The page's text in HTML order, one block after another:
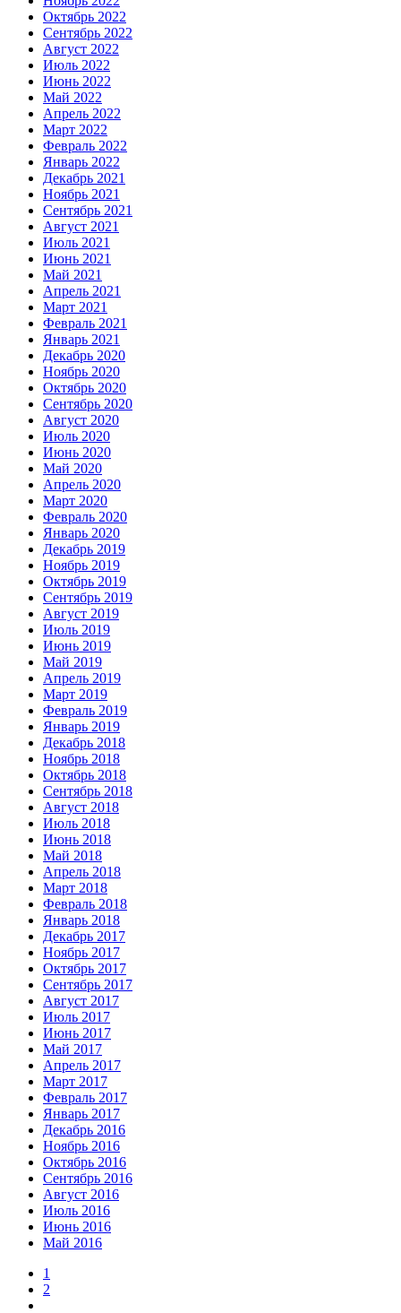
Октябрь 2022
Сентябрь 2022
Август 2022
Июль 2022
Июнь 2022
Май 2022
Апрель 2022
Март 2022
Февраль 2022
Январь 2022
Декабрь 2021
Ноябрь 2021
Сентябрь 2021
Август 2021
Июль 2021
Июнь 2021
Май 2021
Апрель 2021
Март 2021
Февраль 2021
Январь 2021
Декабрь 2020
Ноябрь 2020
Октябрь 2020
Сентябрь 2020
Август 2020
Июль 2020
Июнь 2020
Май 2020
Апрель 2020
Март 2020
Февраль 2020
Январь 2020
Декабрь 2019
Ноябрь 2019
Октябрь 2019
Сентябрь 2019
Август 2019
Июль 2019
Июнь 2019
Май 2019
Апрель 2019
Март 2019
Февраль 2019
Январь 2019
Декабрь 2018
Ноябрь 2018
Октябрь 2018
Сентябрь 2018
Август 2018
Июль 2018
Июнь 2018
Май 2018
Апрель 2018
Март 2018
Февраль 2018
Январь 2018
Декабрь 2017
Ноябрь 2017
Октябрь 2017
Сентябрь 2017
Август 2017
Июль 2017
Июнь 2017
Май 2017
Апрель 2017
Март 2017
Февраль 2017
Январь 2017
Декабрь 2016
Ноябрь 2016
Октябрь 2016
Сентябрь 2016
Август 2016
Июль 2016
Июнь 2016
Май 2016
1
2